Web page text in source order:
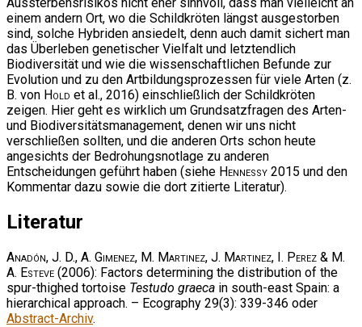
einem andern Ort, wo die Schildkröten längst ausgestorben
sind, solche Hybriden ansiedelt, denn auch damit sichert man
das Überleben genetischer Vielfalt und letztendlich
Biodiversität und wie die wissenschaftlichen Befunde zur
Evolution und zu den Artbildungsprozessen für viele Arten (z.
B. von Hold et al., 2016) einschließlich der Schildkröten
zeigen. Hier geht es wirklich um Grundsatzfragen des Arten-
und Biodiversitätsmanagement, denen wir uns nicht
verschließen sollten, und die anderen Orts schon heute
angesichts der Bedrohungsnotlage zu anderen
Entscheidungen geführt haben (siehe Hennessy 2015 und den
Kommentar dazu sowie die dort zitierte Literatur).
Literatur
Anadón, J. D., A. Gimenez, M. Martinez, J. Martinez, I. Perez & M.
A. Esteve (2006): Factors determining the distribution of the
spur-thighed tortoise Testudo graeca in south-east Spain: a
hierarchical approach. – Ecography 29(3): 339-346 oder
Abstract-Archiv.